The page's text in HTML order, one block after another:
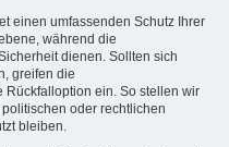
einen umfassenden Schutz Ihrer
während die
dienen. Sollten sich
greifen die
ein. So stellen wir
oder rechtlichen
bleiben.